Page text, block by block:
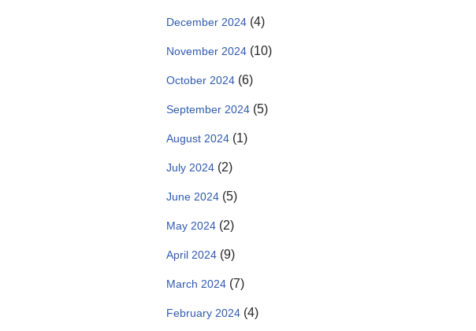
December 2024 (4)
November 2024 (10)
October 2024 (6)
September 2024 (5)
August 2024 (1)
July 2024 (2)
June 2024 (5)
May 2024 (2)
April 2024 (9)
March 2024 (7)
February 2024 (4)